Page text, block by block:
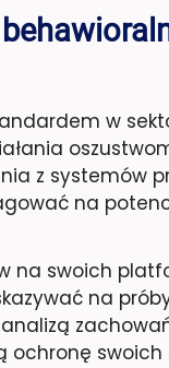
w
z systemów
na
na swoich
na
ochronę